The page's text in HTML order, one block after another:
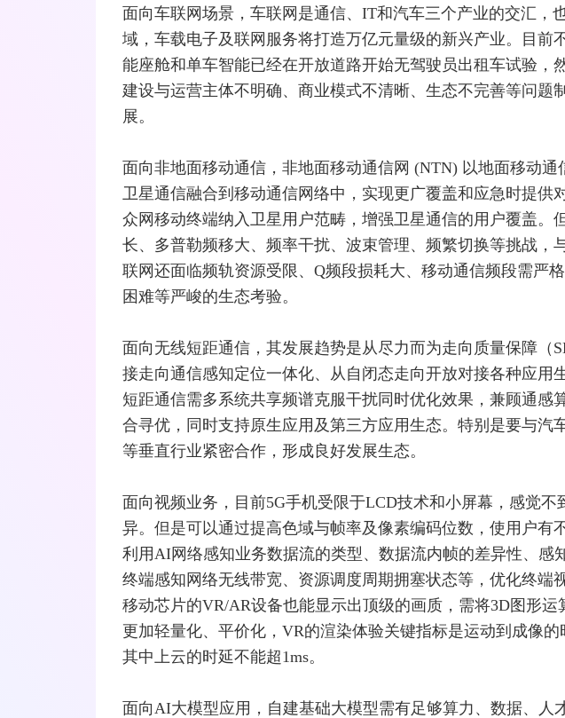
面向车联网场景，车联网是通信、IT和汽车三个产业的交汇，
域，车载电子及联网服务将打造万亿元量级的新兴产业。目前
能座舱和单车智能已经在开放道路开始无驾驶员出租车试验，
建设与运营主体不明确、商业模式不清晰、生态不完善等问题
展。
面向非地面移动通信，非地面移动通信网 (NTN) 以地面移动通
卫星通信融合到移动通信网络中，实现更广覆盖和应急时提供
众网移动终端纳入卫星用户范畴，增强卫星通信的用户覆盖。
长、多普勒频移大、频率干扰、波束管理、频繁切换等挑战，
联网还面临频轨资源受限、Q频段损耗大、移动通信频段需严
困难等严峻的生态考验。
面向无线短距通信，其发展趋势是从尽力而为走向质量保障（
接走向通信感知定位一体化、从自闭态走向开放对接各种应用
短距通信需多系统共享频谱克服干扰同时优化效果，兼顾通感
合寻优，同时支持原生应用及第三方应用生态。特别是要与汽
等垂直行业紧密合作，形成良好发展生态。
面向视频业务，目前5G手机受限于LCD技术和小屏幕，感觉不
异。但是可以通过提高色域与帧率及像素编码位数，使用户有
利用AI网络感知业务数据流的类型、数据流内帧的差异性、感
终端感知网络无线带宽、资源调度周期拥塞状态等，优化终端
移动芯片的VR/AR设备也能显示出顶级的画质，需将3D图形运
更加轻量化、平价化，VR的渲染体验关键指标是运动到成像的
其中上云的时延不能超1ms。
面向AI大模型应用，自建基础大模型需有足够算力、数据、人